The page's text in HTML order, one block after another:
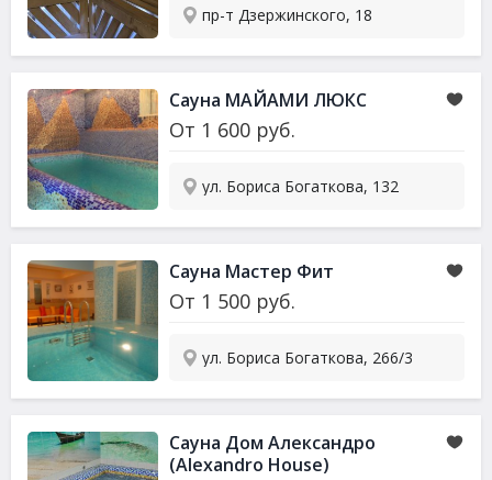
пр-т Дзержинского, 18
Сауна МАЙАМИ ЛЮКС
От 1 600 руб.
ул. Бориса Богаткова, 132
Сауна Мастер Фит
От 1 500 руб.
ул. Бориса Богаткова, 266/3
Сауна Дом Александро
(Alexandro House)